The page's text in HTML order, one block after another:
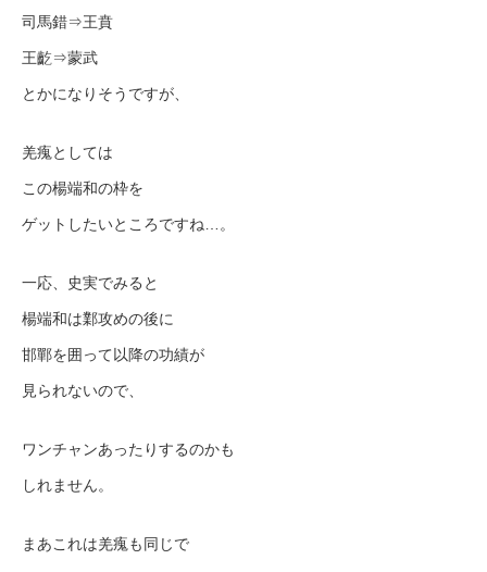
司馬錯⇒王賁
王齕⇒蒙武
とかになりそうですが、
羌瘣としては
この楊端和の枠を
ゲットしたいところですね…。
一応、史実でみると
楊端和は鄴攻めの後に
邯鄲を囲って以降の功績が
見られないので、
ワンチャンあったりするのかも
しれません。
まあこれは羌瘣も同じで